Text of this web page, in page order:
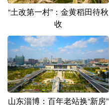
“土改第一村”：金黄稻田待秋
收
山东淄博：百年老站换“新房”